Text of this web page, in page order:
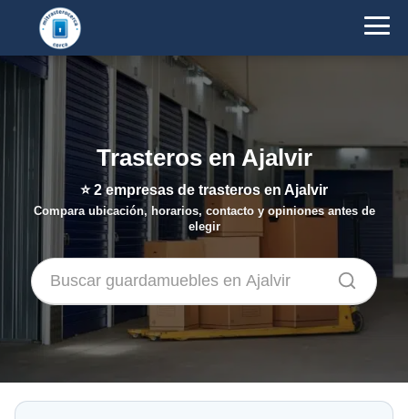
Trasteros en Ajalvir
⭐2empresas de trasteros en Ajalvir
Compara ubicación, horarios, contacto y opiniones antes de
elegir